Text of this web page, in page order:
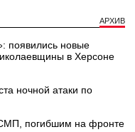
АРХИВ
появились новые
в Херсоне
ночной атаки по
погибшим на фронте